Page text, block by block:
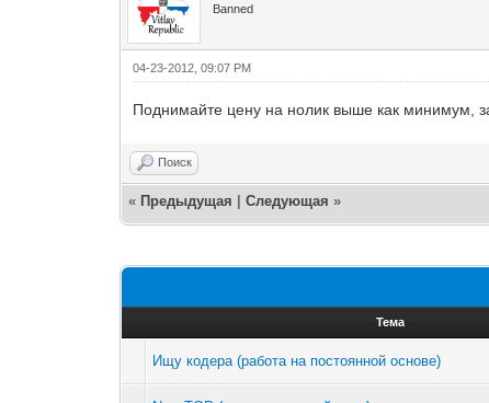
Banned
04-23-2012, 09:07 PM
Поднимайте цену на нолик выше как минимум,
Поиск
« Предыдущая |Следующая»
Тема
Ищу кодера (работа на постоянной основе)